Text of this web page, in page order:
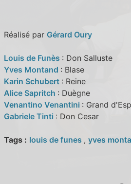
Réalisé par Gérard Oury
Louis de Funès : Don Salluste
Yves Montand : Blase
Karin Schubert : Reine
Alice Sapritch : Duègne
Venantino Venantini : Grand
Gabriele Tinti : Don Cesar
Tags : louis de funes , yves